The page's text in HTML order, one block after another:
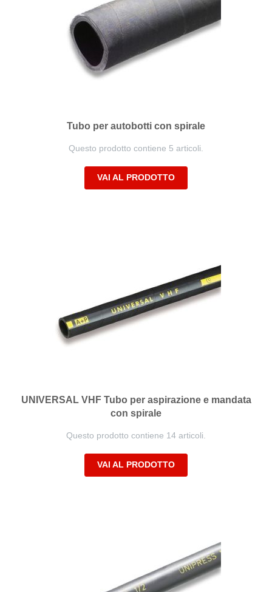
Tubo per autobotti con spirale
Questo prodotto contiene 5 articoli.
VAI AL PRODOTTO
UNIVERSAL VHF Tubo per aspirazione e mandata
con spirale
Questo prodotto contiene 14 articoli.
VAI AL PRODOTTO